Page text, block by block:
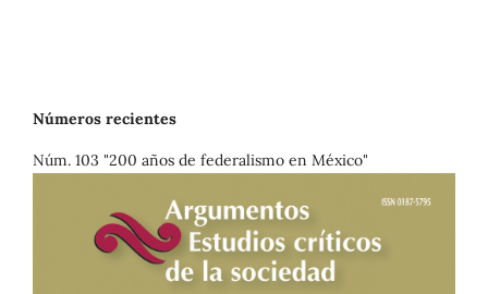
Números recientes
Núm. 103 "200 años de federalismo en México"